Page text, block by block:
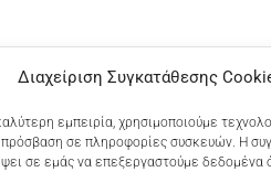
Διαχείριση Συγκατάθεσης
εμπειρία, χρησιμοποιούμε
σε πληροφορίες συσκευών. Η
σε εμάς να επεξεργαστούμε